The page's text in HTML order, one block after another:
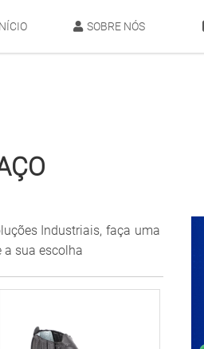
SOBRE NÓS
Industriais, faça uma
sua escolha